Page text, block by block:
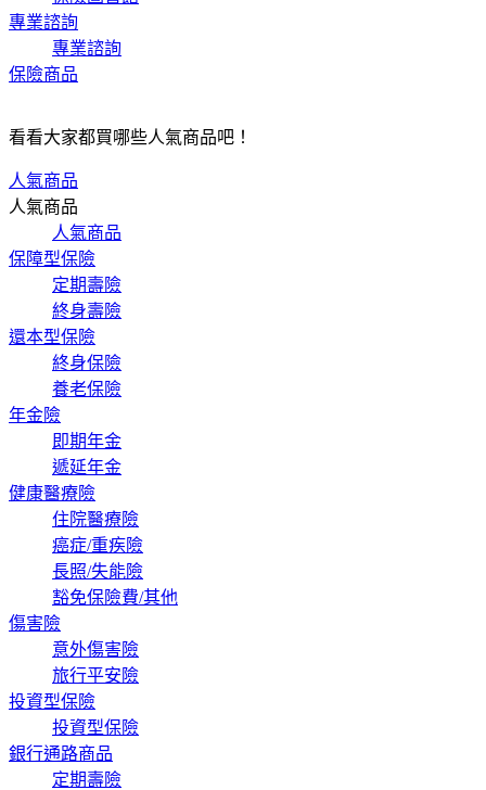
專業諮詢
專業諮詢
保險商品
看看大家都買哪些人氣商品吧！
人氣商品
人氣商品
人氣商品
保障型保險
定期壽險
終身壽險
還本型保險
終身保險
養老保險
年金險
即期年金
遞延年金
健康醫療險
住院醫療險
癌症/重疾險
長照/失能險
豁免保險費/其他
傷害險
意外傷害險
旅行平安險
投資型保險
投資型保險
銀行通路商品
定期壽險